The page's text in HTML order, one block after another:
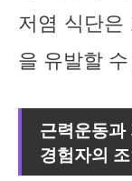
저염 식단은
을 유발할
근력운동
경험자의